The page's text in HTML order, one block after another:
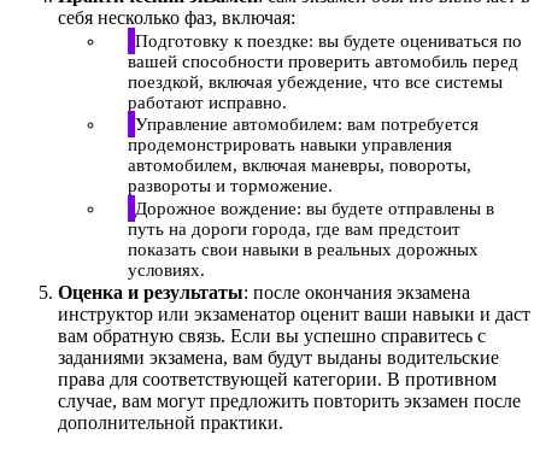
себя несколько фаз, включая:
Подготовку к поездке: вы будете оцениваться по
вашей способности проверить автомобиль перед
поездкой, включая убеждение, что все системы
работают исправно.
Управление автомобилем: вам потребуется
продемонстрировать навыки управления
автомобилем, включая маневры, повороты,
развороты и торможение.
Дорожное вождение: вы будете отправлены в
путь на дороги города, где вам предстоит
показать свои навыки в реальных дорожных
условиях.
Оценка и результаты: после окончания экзамена
инструктор или экзаменатор оценит ваши навыки и даст
вам обратную связь. Если вы успешно справитесь с
заданиями экзамена, вам будут выданы водительские
права для соответствующей категории. В противном
случае, вам могут предложить повторить экзамен после
дополнительной практики.